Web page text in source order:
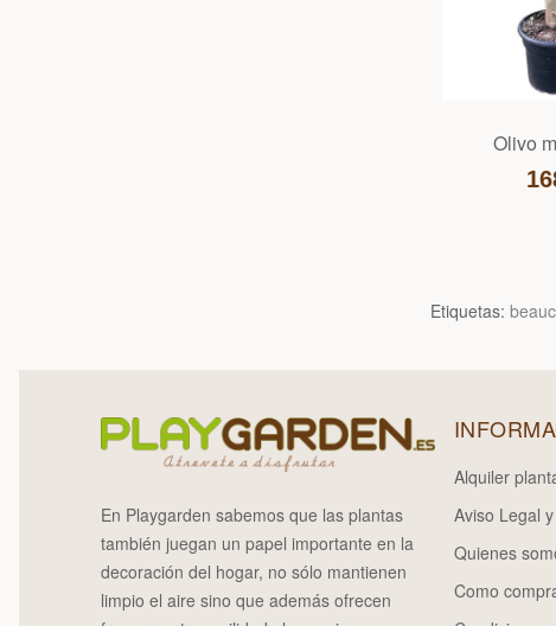
Olivo
Etiquetas:
En Playgarden sabemos que las plantas
también juegan un papel importante en la
decoración del hogar, no sólo mantienen
limpio el aire sino que además ofrecen
Alquiler
Aviso Legal
Quienes
Como